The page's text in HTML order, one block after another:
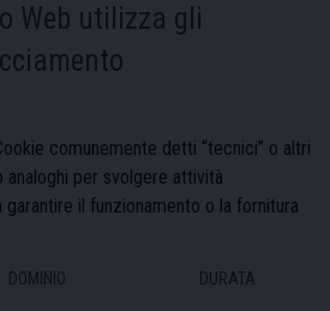
Web utilizza gli
comunemente detti “tecnici” o altri
per svolgere attività
il funzionamento o la fornitura
DOMINIO DURATA